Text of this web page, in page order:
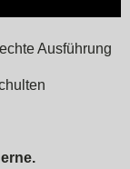
Ausführung